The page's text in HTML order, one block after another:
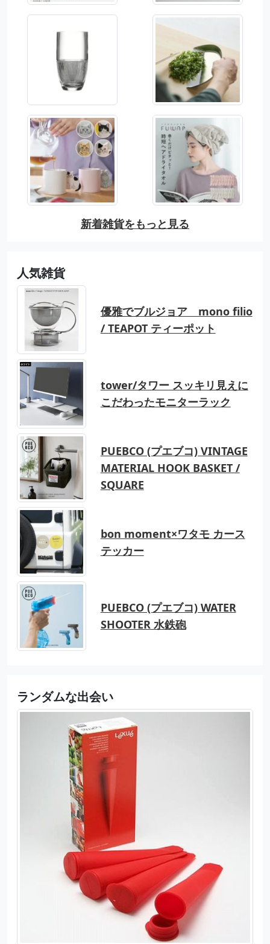
新着雑貨をもっと見る
人気雑貨
優雅でブルジョア mono filio
/ TEAPOT ティーポット
tower/タワー スッキリ見えに
こだわったモニターラック
PUEBCO (プエブコ) VINTAGE
MATERIAL HOOK BASKET /
SQUARE
bon moment×ワタモ カース
テッカー
PUEBCO (プエブコ) WATER
SHOOTER 水鉄砲
ランダムな出会い